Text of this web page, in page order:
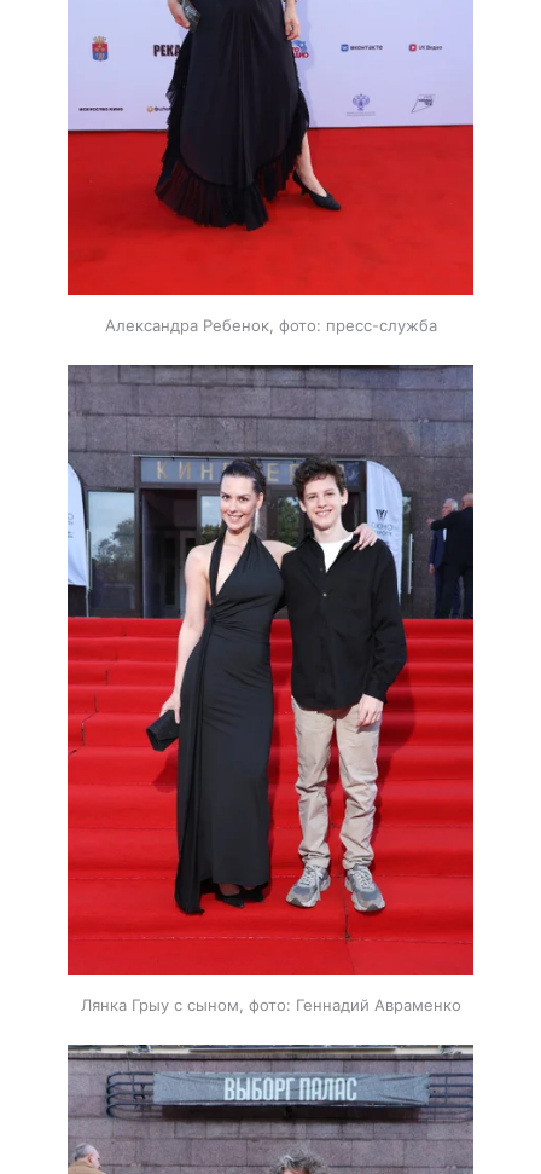
Александра Ребенок, фото: пресс-служба
Лянка Грыу с сыном, фото: Геннадий Авраменко